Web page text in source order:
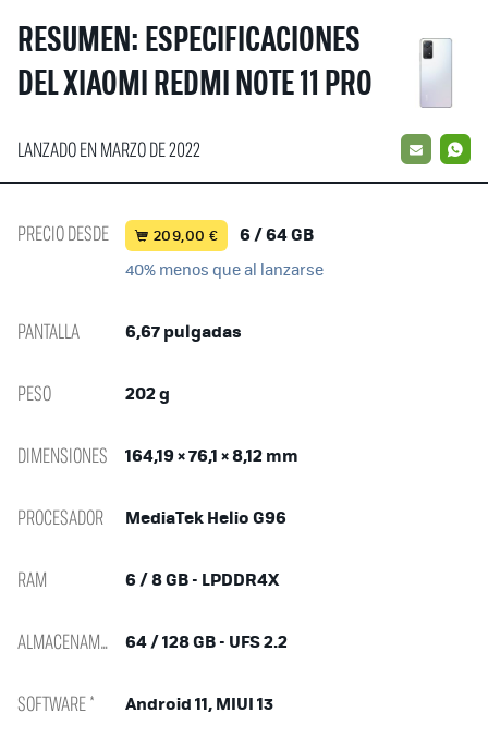
RESUMEN: ESPECIFICACIONES
DEL XIAOMI REDMI NOTE 11 PRO
LANZADO EN MARZO DE 2022 EMAIL
PRECIO DESDE 209,00 € 6 / 64 GB
40% menos que al lanzarse
PANTALLA 6,67 pulgadas
PESO 202 g
DIMENSIONES 164,19 × 76,1 × 8,12 mm
PROCESADOR MediaTek Helio G96
RAM 6 / 8 GB - LPDDR4X
ALMACENAMIENTO 64 / 128 GB - UFS 2.2
SOFTWARE * Android 11, MIUI 13